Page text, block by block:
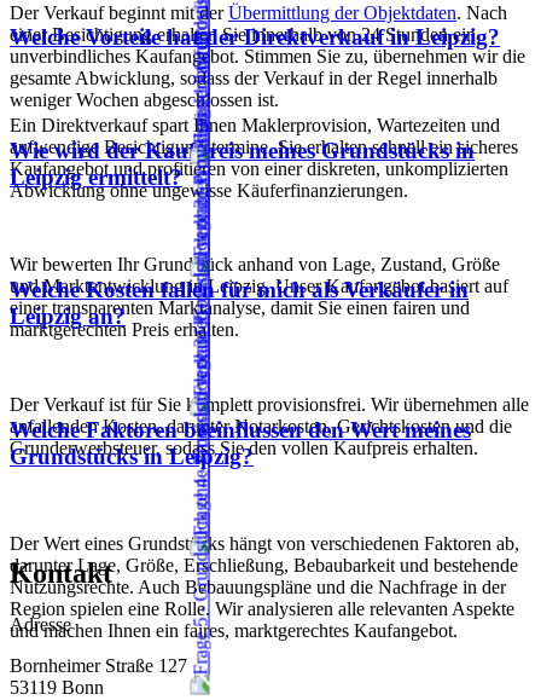
Der Verkauf beginnt mit derÜbermittlung der Objektdaten. Nach
einer Besichtigung erhalten Sie innerhalb von 24 Stunden ein
unverbindliches Kaufangebot. Stimmen Sie zu, übernehmen wir die
gesamte Abwicklung, sodass der Verkauf in der Regel innerhalb
weniger Wochen abgeschlossen ist.
Welche Vorteile hat der Direktverkauf in Leipzig?
Ein Direktverkauf spart Ihnen Maklerprovision, Wartezeiten und
aufwendige Besichtigungstermine. Sie erhalten schnell ein sicheres
Kaufangebot und profitieren von einer diskreten, unkomplizierten
Abwicklung ohne ungewisse Käuferfinanzierungen.
Wie wird der Kaufpreis meines Grundstücks in
Leipzig ermittelt?
Wir bewerten Ihr Grundstück anhand von Lage, Zustand, Größe
und Marktentwicklung in Leipzig. Unser Kaufangebot basiert auf
einer transparenten Marktanalyse, damit Sie einen fairen und
marktgerechten Preis erhalten.
Welche Kosten fallen für mich als Verkäufer in
Leipzig an?
Der Verkauf ist für Sie komplett provisionsfrei. Wir übernehmen alle
anfallenden Kosten, darunter Notarkosten, Gerichtskosten und die
Grunderwerbsteuer, sodass Sie den vollen Kaufpreis erhalten.
Welche Faktoren beeinflussen den Wert meines
Grundstücks in Leipzig?
Der Wert eines Grundstücks hängt von verschiedenen Faktoren ab,
darunter Lage, Größe, Erschließung, Bebaubarkeit und bestehende
Nutzungsrechte. Auch Bebauungspläne und die Nachfrage in der
Region spielen eine Rolle. Wir analysieren alle relevanten Aspekte
und machen Ihnen ein faires, marktgerechtes Kaufangebot.
Kontakt
Adresse
Bornheimer Straße 127
53119 Bonn